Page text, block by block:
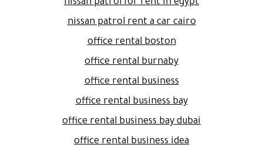
nissan patrol for rent in egypt
nissan patrol rent a car cairo
office rental boston
office rental burnaby
office rental business
office rental business bay
office rental business bay dubai
office rental business idea